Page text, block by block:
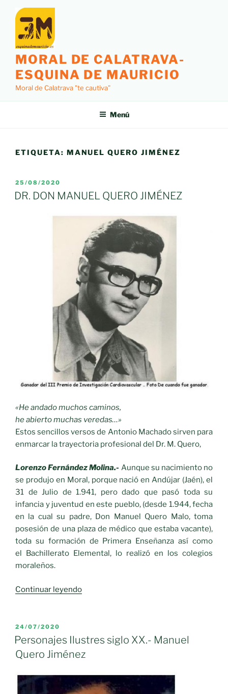
contenido
MORAL DE CALATRAVA-
ESQUINA DE MAURICIO
Moral de Calatrava "te cautiva"
Menú
ETIQUETA: MANUEL QUERO JIMÉNEZ
PUBLICADO
EL
25/08/2020
DR. DON MANUEL QUERO JIMÉNEZ
«He andado muchos caminos,
he abierto muchas veredas…»
Estos sencillos versos de Antonio Machado sirven para
enmarcar la trayectoria profesional del Dr. M. Quero,
Lorenzo Fernández Molina.- Aunque su nacimiento no
se produjo en Moral, porque nació en Andújar (Jaén), el
31 de Julio de 1.941, pero dado que pasó toda su
infancia y juventud en este pueblo, (desde 1.944, fecha
en la cual su padre, Don Manuel Quero Malo, toma
posesión de una plaza de médico que estaba vacante),
toda su formación de Primera Enseñanza así como
el Bachillerato Elemental, lo realizó en los colegios
moraleños.
Continuar leyendo«DR.
JIMÉNEZ»
PUBLICADO
EL
24/07/2020
Personajes Ilustres siglo XX.- Manuel
Quero Jiménez